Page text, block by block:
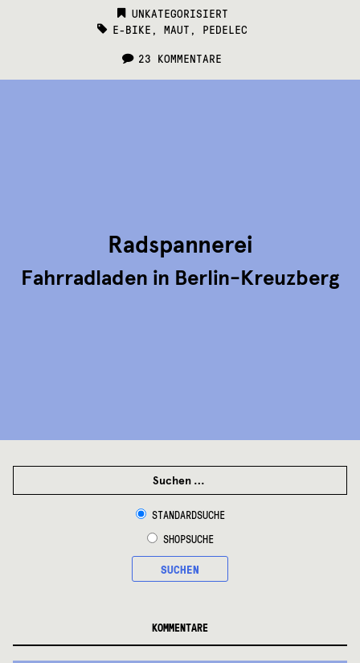
CATEGORIES:
UNKATEGORISIERT
TAGS:
E-BIKE , MAUT , PEDELEC
23 KOMMENTARE
Radspannerei
Fahrradladen in Berlin-Kreuzberg
STANDARDSUCHE
SHOPSUCHE
SUCHEN
KOMMENTARE